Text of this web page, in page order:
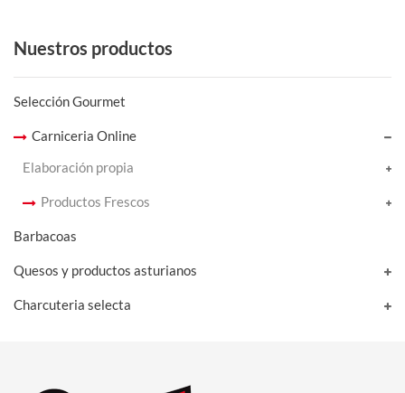
Nuestros productos
Selección Gourmet
Carniceria Online
Elaboración propia
Productos Frescos
Barbacoas
Quesos y productos asturianos
Charcuteria selecta